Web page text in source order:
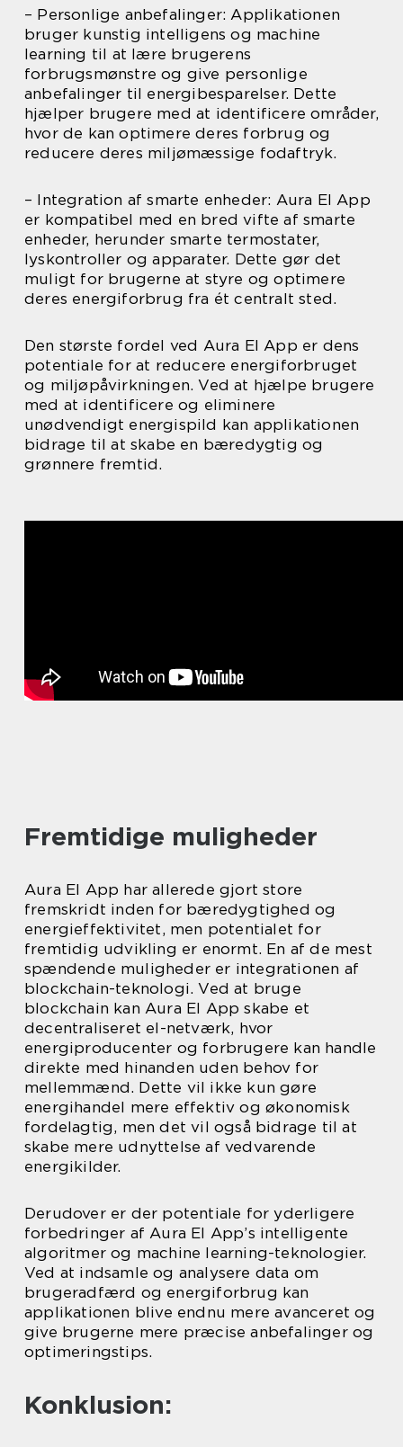
– Personlige anbefalinger: Applikationen
bruger kunstig intelligens og machine
learning til at lære brugerens
forbrugsmønstre og give personlige
anbefalinger til energibesparelser. Dette
hjælper brugere med at identificere områder,
hvor de kan optimere deres forbrug og
reducere deres miljømæssige fodaftryk.
– Integration af smarte enheder: Aura El App
er kompatibel med en bred vifte af smarte
enheder, herunder smarte termostater,
lyskontroller og apparater. Dette gør det
muligt for brugerne at styre og optimere
deres energiforbrug fra ét centralt sted.
Den største fordel ved Aura El App er dens
potentiale for at reducere energiforbruget
og miljøpåvirkningen. Ved at hjælpe brugere
med at identificere og eliminere
unødvendigt energispild kan applikationen
bidrage til at skabe en bæredygtig og
grønnere fremtid.
Fremtidige muligheder
Aura El App har allerede gjort store
fremskridt inden for bæredygtighed og
energieffektivitet, men potentialet for
fremtidig udvikling er enormt. En af de mest
spændende muligheder er integrationen af
blockchain-teknologi. Ved at bruge
blockchain kan Aura El App skabe et
decentraliseret el-netværk, hvor
energiproducenter og forbrugere kan handle
direkte med hinanden uden behov for
mellemmænd. Dette vil ikke kun gøre
energihandel mere effektiv og økonomisk
fordelagtig, men det vil også bidrage til at
skabe mere udnyttelse af vedvarende
energikilder.
Derudover er der potentiale for yderligere
forbedringer af Aura El App’s intelligente
algoritmer og machine learning-teknologier.
Ved at indsamle og analysere data om
brugeradfærd og energiforbrug kan
applikationen blive endnu mere avanceret og
give brugerne mere præcise anbefalinger og
optimeringstips.
Konklusion: